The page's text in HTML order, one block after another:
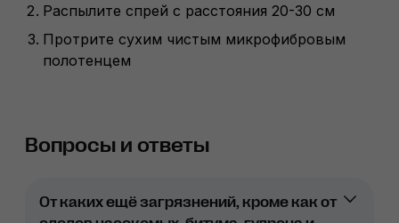
Распылите спрей с расстояния 20-30 см
Протрите сухим чистым микрофибровым
полотенцем
Вопросы и ответы
От каких ещё загрязнений, кроме как от